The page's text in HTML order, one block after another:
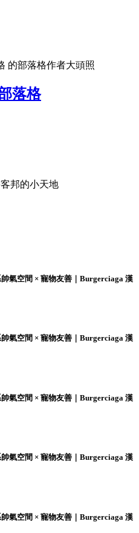
的部落格作者大頭照
落格
客邦的小天地
氣空間 × 寵物友善｜Burgerciaga 漢
氣空間 × 寵物友善｜Burgerciaga 漢
氣空間 × 寵物友善｜Burgerciaga 漢
氣空間 × 寵物友善｜Burgerciaga 漢
氣空間 × 寵物友善｜Burgerciaga 漢